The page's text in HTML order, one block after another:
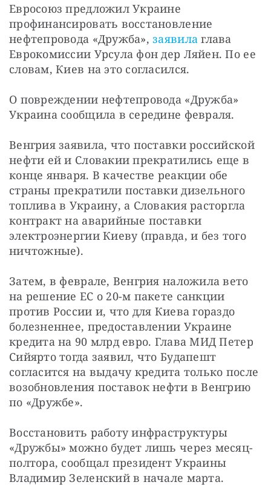
Евросоюз предложил Украине
профинансировать восстановление
нефтепровода «Дружба», заявила глава
Еврокомиссии Урсула фон дер Ляйен. По ее
словам, Киев на это согласился.
О повреждении нефтепровода «Дружба»
Украина сообщила в середине февраля.
Венгрия заявила, что поставки российской
нефти ей и Словакии прекратились еще в
конце января. В качестве реакции обе
страны прекратили поставки дизельного
топлива в Украину, а Словакия расторгла
контракт на аварийные поставки
электроэнергии Киеву (правда, и без того
ничтожные).
Затем, в феврале, Венгрия наложила вето
на решение ЕС о 20-м пакете санкции
против России и, что для Киева гораздо
болезненнее, предоставлении Украине
кредита на 90 млрд евро. Глава МИД Петер
Сийярто тогда заявил, что Будапешт
согласится на выдачу кредита только после
возобновления поставок нефти в Венгрию
по «Дружбе».
Восстановить работу инфраструктуры
«Дружбы» можно будет лишь через месяц-
полтора, сообщал президент Украины
Владимир Зеленский в начале марта.